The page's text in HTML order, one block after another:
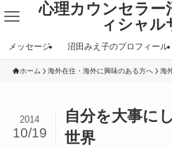
心理カウンセラー
ィシャル
メッセージ 沼田みえ子のプロフィール
ホーム 海外在住・海外に興味のある方へ 海
自分を大事に
世界
2014
10/19